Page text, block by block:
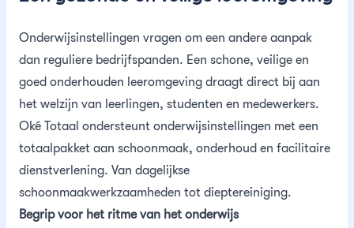
Chroom-6
Schimmel verwijderen
Trappenhuisreiniging
Specialistisch reinigen
Ontruimingen
Onderwijsinstellingen vragen om een andere aanpak
dan reguliere bedrijfspanden. Een schone, veilige en
goed onderhouden leeromgeving draagt direct bij aan
het welzijn van leerlingen, studenten en medewerkers.
Oké Totaal ondersteunt onderwijsinstellingen met een
totaalpakket aan schoonmaak, onderhoud en facilitaire
dienstverlening. Van dagelijkse
schoonmaakwerkzaamheden tot dieptereiniging.
Begrip voor het ritme van het onderwijs